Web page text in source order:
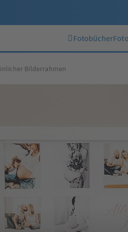
Fotobücher
Bilderrahmen